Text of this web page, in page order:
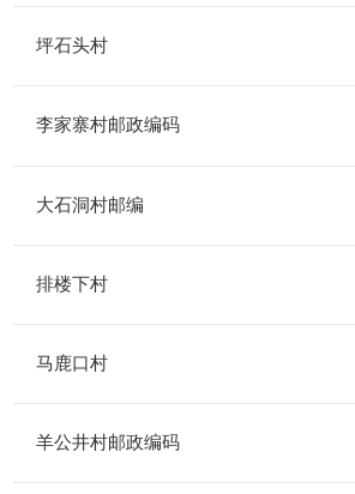
坪石头村
李家寨村邮政编码
大石洞村邮编
排楼下村
马鹿口村
羊公井村邮政编码